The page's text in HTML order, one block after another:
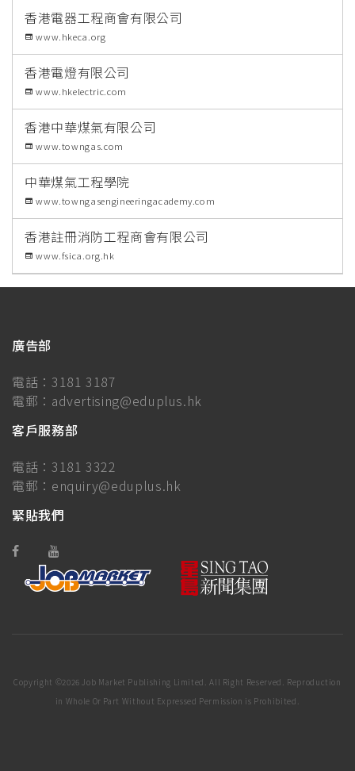
香港電器工程商會有限公司
www.hkeca.org
香港電燈有限公司
www.hkelectric.com
香港中華煤氣有限公司
www.towngas.com
中華煤氣工程學院
www.towngasengineeringacademy.com
香港註冊消防工程商會有限公司
www.fsica.org.hk
廣告部
電話： 3181 3187
電郵： advertising@eduplus.hk
客戶服務部
電話： 3181 3322
電郵： enquiry@eduplus.hk
緊貼我們
Copyright ©2026 Job Market Publishing Limited. All Right Reserved. Reproduction
in Whole Or Part Without Expressed Permission is Prohibited.